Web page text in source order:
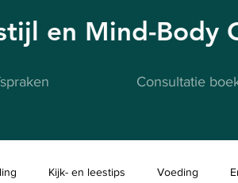
en Mind-Body
Consultatie
Kijk- en leestips Voeding